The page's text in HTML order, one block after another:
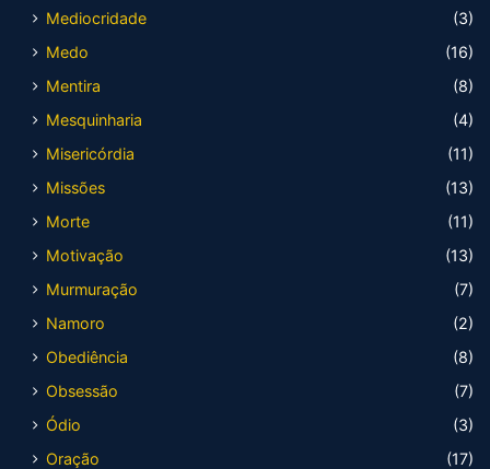
Mediocridade
(3)
Medo
(16)
Mentira
(8)
Mesquinharia
(4)
Misericórdia
(11)
Missões
(13)
Morte
(11)
Motivação
(13)
Murmuração
(7)
Namoro
(2)
Obediência
(8)
Obsessão
(7)
Ódio
(3)
Oração
(17)